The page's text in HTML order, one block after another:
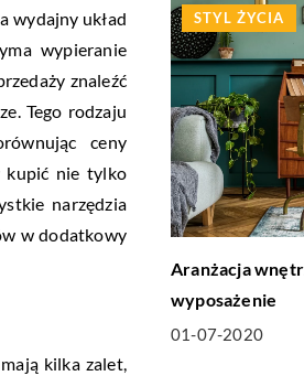
wydajny układ
wypieranie
znaleźć
Tego rodzaju
ceny
kupić nie tylko
narzędzia
w dodatkowy
kilka zalet,
STYL ŻYCIA
Aranżacja
wyposażenie
01-07-2020